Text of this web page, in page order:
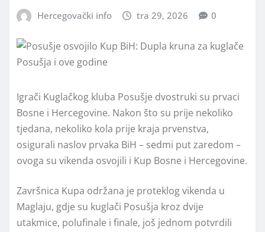
Hercegovački info tra 29, 2026 0
Igrači Kuglačkog kluba Posušje dvostruki su prvaci
Bosne i Hercegovine. Nakon što su prije nekoliko
tjedana, nekoliko kola prije kraja prvenstva,
osigurali naslov prvaka BiH – sedmi put zaredom –
ovoga su vikenda osvojili i Kup Bosne i Hercegovine.
Završnica Kupa održana je proteklog vikenda u
Maglaju, gdje su kuglači Posušja kroz dvije
utakmice, polufinale i finale, još jednom potvrdili